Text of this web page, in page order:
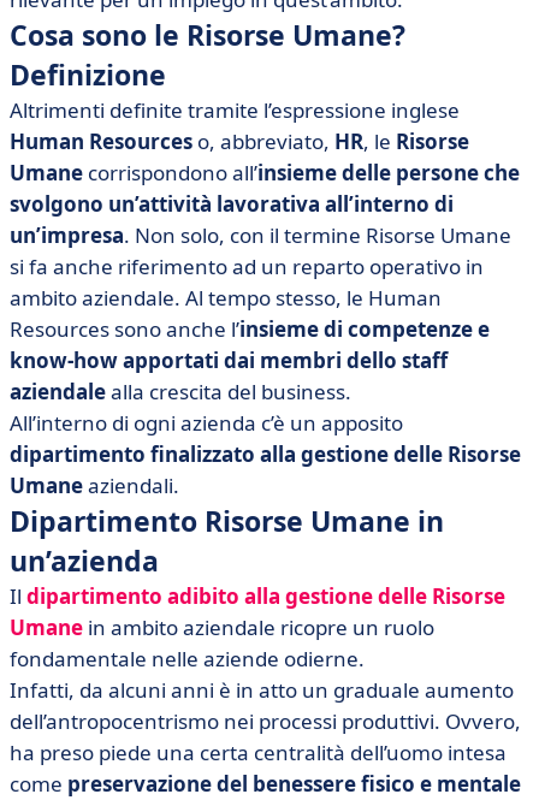
Cosa sono le Risorse Umane?
Definizione
Altrimenti definite tramite l’espressione inglese
Human Resources o, abbreviato, HR, le Risorse
Umane corrispondono all’insieme delle persone che
svolgono un’attività lavorativa all’interno di
un’impresa. Non solo, con il termine Risorse Umane
si fa anche riferimento ad un reparto operativo in
ambito aziendale. Al tempo stesso, le Human
Resources sono anche l’insieme di competenze e
know-how apportati dai membri dello staff
aziendalealla crescita del business.
All’interno di ogni azienda c’è un apposito
dipartimento finalizzato alla gestione delle Risorse
Umaneaziendali.
Dipartimento Risorse Umane in
un’azienda
Il dipartimento adibito alla gestione delle Risorse
Umane in ambito aziendale ricopre un ruolo
fondamentale nelle aziende odierne.
Infatti, da alcuni anni è in atto un graduale aumento
dell’antropocentrismo nei processi produttivi. Ovvero,
ha preso piede una certa centralità dell’uomo intesa
come preservazione del benessere fisico e mentale